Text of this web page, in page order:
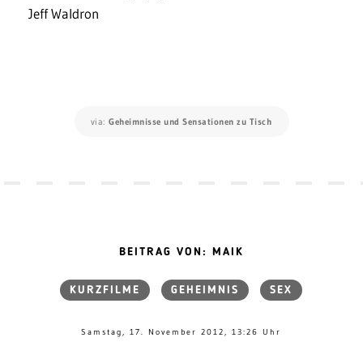
Jeff Waldron
via: Geheimnisse und Sensationen zu Tisch
BEITRAG VON: MAIK
KURZFILME GEHEIMNIS SEX
Samstag, 17. November 2012, 13:26 Uhr